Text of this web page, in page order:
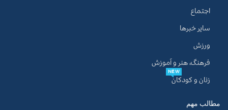
اجتماع
سایر خبرها
ورزش
فرهنگ، هنر و آموزش
زنان و کودکان
NEW
مطالب مهم